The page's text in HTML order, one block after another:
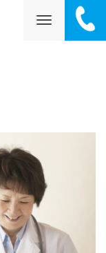
ー